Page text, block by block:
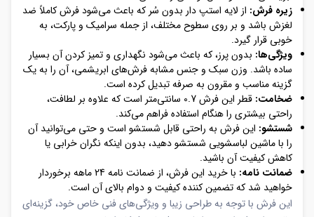
زیره فرش: از لایه استپ دار بدون سُر که باعث می‌شود فرش کاملاً ضد
لغزش باشد و بر روی سطوح مختلف، از جمله سرامیک و پارکت، به
خوبی قرار گیرد.
ویژگی‌ها: بدون پرز، که باعث می‌شود نگهداری و تمیز کردن آن بسیار
ساده باشد. وزن سبک و جنس مشابه فرش‌های ابریشمی، آن را به یک
گزینه مناسب و مقرون به صرفه تبدیل کرده است.
ضخامت:
قطر این فرش 0.7 سانتی‌متر است که علاوه بر لطافت،
راحتی بیشتری را هنگام استفاده فراهم می‌کند.
شستشو: این فرش به راحتی قابل شستشو است و حتی می‌توانید آن
را با ماشین لباسشویی شستشو دهید، بدون اینکه نگران خرابی یا
کاهش کیفیت آن باشید.
ضمانت نامه:
با خرید این فرش، از ضمانت نامه 24 ماهه برخوردار
خواهید شد که تضمین کننده کیفیت و دوام بالای آن است.
این فرش با توجه به طراحی زیبا و ویژگی‌های فنی خاص خود، گزینه‌ای